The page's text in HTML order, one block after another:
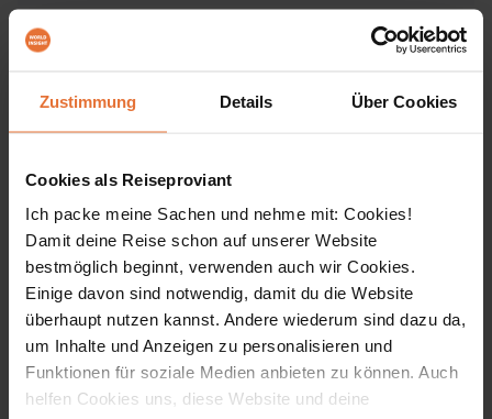
Zustimmung Details Über Cookies
Cookies als Reiseproviant
Ich packe meine Sachen und nehme mit: Cookies!
Damit deine Reise schon auf unserer Website
bestmöglich beginnt, verwenden auch wir Cookies.
Einige davon sind notwendig, damit du die Website
überhaupt nutzen kannst. Andere wiederum sind dazu da,
um Inhalte und Anzeigen zu personalisieren und
Funktionen für soziale Medien anbieten zu können. Auch
helfen Cookies uns, diese Website und deine
Reiseinfos ALLE ÖFFNEN
Einreisebestimmungen & Impfungen
Anforderungen & reisespezifische Hinweise
Verpflegung
Team vor Ort